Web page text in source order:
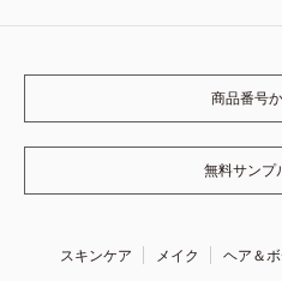
商品番号
無料サンプ
スキンケア メイク ヘア＆